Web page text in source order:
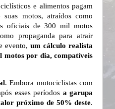
e alimentos pagam
motos, atraídos como
oficiais de 300 mil motos
propaganda para atrair
evento, um cálculo realista
motos por dia, compatíveis
. Embora motociclistas com
esses períodos a garupa
próximo de 50% deste.